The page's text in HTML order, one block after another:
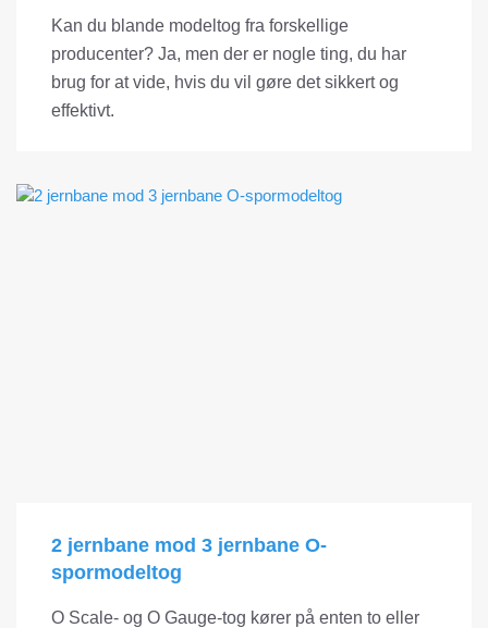
Kan du blande modeltog fra forskellige
producenter? Ja, men der er nogle ting, du har
brug for at vide, hvis du vil gøre det sikkert og
effektivt.
2 jernbane mod 3 jernbane O-
spormodeltog
O Scale- og O Gauge-tog kører på enten to eller